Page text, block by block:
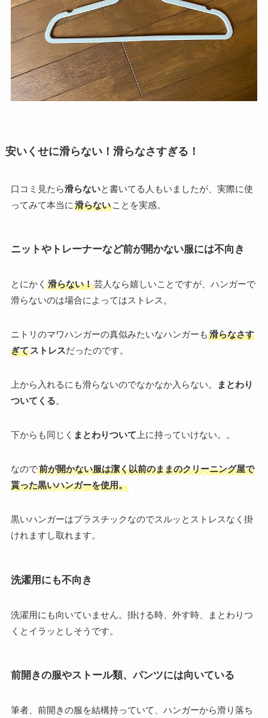
安いくせに滑らない！滑らなさすぎる！
口コミ見たら滑らないと書いてる人もいましたが、実際に使
ってみて本当に 滑らないことを実感。
ニットやトレーナーなど前が開かない服には不向き
とにかく 滑らない！芸人なら嬉しいことですが、ハンガーで
滑らないのは場合によってはストレス。
ニトリのマワハンガーの真似みたいなハンガーも 滑らなさす
ぎてストレスだったのです。
上から入れるにも滑らないのでなかなか入らない。
まとわり
ついてくる。
下からも同じく まとわりついて 上に持っていけない。。
なので前が開かない服は潔く以前のままのクリーニング屋で
貰った黒いハンガーを使用。
黒いハンガーはプラスチックなのでスルッとストレスなく掛
けれますし取れます。
洗濯用にも不向き
洗濯用にも向いていません。掛ける時、外す時、まとわりつ
くとイラッとしそうです。
前開きの服やストール類、パンツには向いている
筆者、前開きの服を結構持っていて、ハンガーから滑り落ち